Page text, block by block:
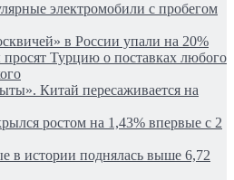
электромобили с пробегом
в России упали на 20%
Турцию о поставках любого
Китай пересаживается на
ростом на 1,43% впервые с 2
в истории поднялась выше 6,72